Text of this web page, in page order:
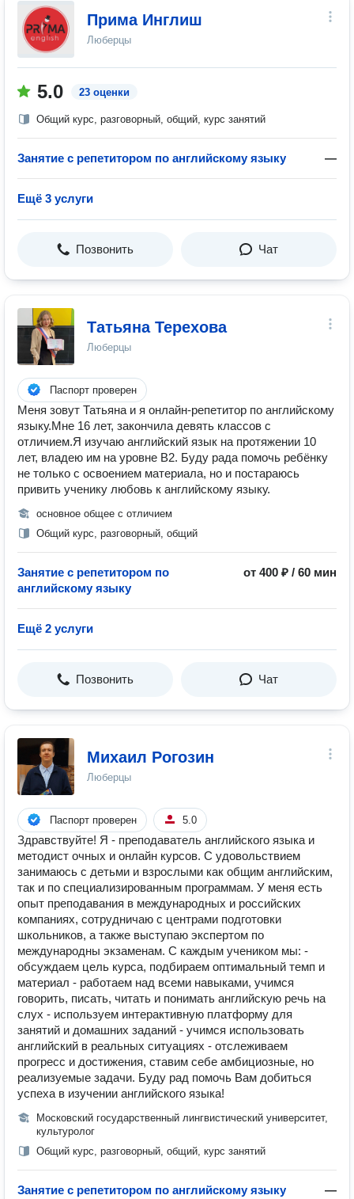
Прима Инглиш
Люберцы
5.0 23 оценки
Общий курс, разговорный, общий, курс занятий
Занятие с репетитором по английскому языку —
Ещё 3 услуги
Позвонить Чат
Татьяна Терехова
Люберцы
Паспорт проверен
Меня зовут Татьяна и я онлайн-репетитор по английскому
языку.Мне 16 лет, закончила девять классов с
отличием.Я изучаю английский язык на протяжении 10
лет, владею им на уровне В2. Буду рада помочь ребёнку
не только с освоением материала, но и постараюсь
привить ученику любовь к английскому языку.
основное общее с отличием
Общий курс, разговорный, общий
Занятие с репетитором по
английскому языку
от 400 ₽ / 60 мин
Ещё 2 услуги
Позвонить Чат
Михаил Рогозин
Люберцы
Паспорт проверен 5.0
Здравствуйте! Я - преподаватель английского языка и
методист очных и онлайн курсов. С удовольствием
занимаюсь с детьми и взрослыми как общим английским,
так и по специализированным программам. У меня есть
опыт преподавания в международных и российских
компаниях, сотрудничаю с центрами подготовки
школьников, а также выступаю экспертом по
международны экзаменам. С каждым учеником мы: -
обсуждаем цель курса, подбираем оптимальный темп и
материал - работаем над всеми навыками, учимся
говорить, писать, читать и понимать английскую речь на
слух - используем интерактивную платформу для
занятий и домашних заданий - учимся использовать
английский в реальных ситуациях - отслеживаем
прогресс и достижения, ставим себе амбициозные, но
реализуемые задачи. Буду рад помочь Вам добиться
успеха в изучении английского языка!
Московский государственный лингвистический университет,
культуролог
Общий курс, разговорный, общий, курс занятий
Занятие с репетитором по английскому языку —